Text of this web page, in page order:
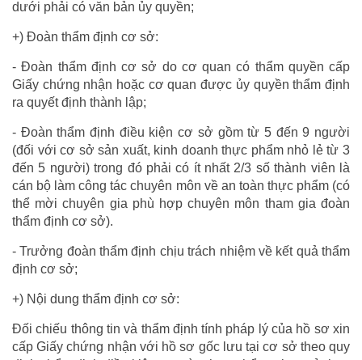
dưới phải có văn bản ủy quyền;
+) Đoàn thẩm định cơ sở:
- Đoàn thẩm định cơ sở do cơ quan có thẩm quyền cấp
Giấy chứng nhận hoặc cơ quan được ủy quyền thẩm định
ra quyết định thành lập;
- Đoàn thẩm định điều kiện cơ sở gồm từ 5 đến 9 người
(đối với cơ sở sản xuất, kinh doanh thực phẩm nhỏ lẻ từ 3
đến 5 người) trong đó phải có ít nhất 2/3 số thành viên là
cán bộ làm công tác chuyên môn về an toàn thực phẩm (có
thể mời chuyên gia phù hợp chuyên môn tham gia đoàn
thẩm định cơ sở).
- Trưởng đoàn thẩm định chịu trách nhiệm về kết quả thẩm
định cơ sở;
+) Nội dung thẩm định cơ sở:
Đối chiếu thông tin và thẩm định tính pháp lý của hồ sơ xin
cấp Giấy chứng nhận với hồ sơ gốc lưu tại cơ sở theo quy